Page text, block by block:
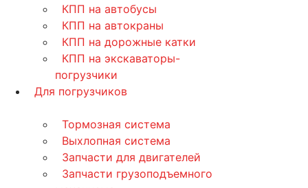
КПП на автобусы
КПП на автокраны
КПП на дорожные катки
КПП на экскаваторы-
погрузчики
Для погрузчиков
Тормозная система
Выхлопная система
Запчасти для двигателей
Запчасти грузоподъемного